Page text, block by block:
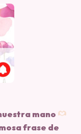
mano
frase de